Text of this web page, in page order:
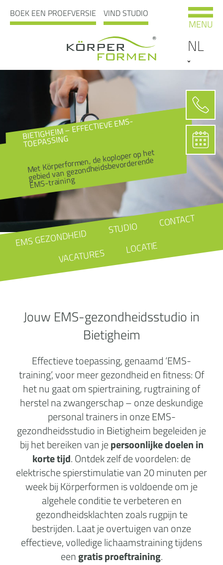
BOEK EEN PROEFVERSIE VIND STUDIO
NL
MENU
BIETIGHEIM – EFFECTIEVE EMS-
TOEPASSING
Met Körperformen, de koploper op het
gebied van gezondheidsbevorderende
EMS-training
EMS GEZONDHEID STUDIO CONTACT
VACATURES LOCATIE
Jouw EMS-gezondheidsstudio in
Bietigheim
Effectieve toepassing, genaamd ‘EMS-
training’, voor meer gezondheid en fitness: Of
het nu gaat om spiertraining, rugtraining of
herstel na zwangerschap – onze deskundige
personal trainers in onze EMS-
gezondheidsstudio in Bietigheim begeleiden je
bij het bereiken van jepersoonlijke doelen in
korte tijd. Ontdek zelf de voordelen: de
elektrische spierstimulatie van 20 minuten per
week bij Körperformen is voldoende om je
algehele conditie te verbeteren en
gezondheidsklachten zoals rugpijn te
bestrijden. Laat je overtuigen van onze
effectieve, volledige lichaamstraining tijdens
eengratis proeftraining.